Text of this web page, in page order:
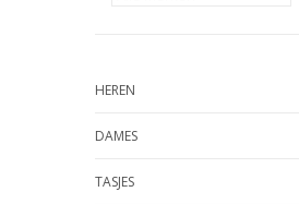
HEREN
DAMES
TASJES